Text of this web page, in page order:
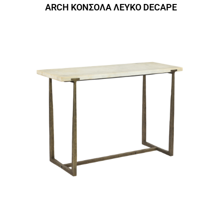
ARCH ΚΟΝΣΟΛΑ ΛΕΥΚΟ DECAPE